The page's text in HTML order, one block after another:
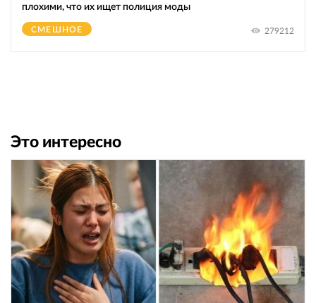
плохими, что их ищет полиция моды
СМЕШНОЕ 279212
Это интересно